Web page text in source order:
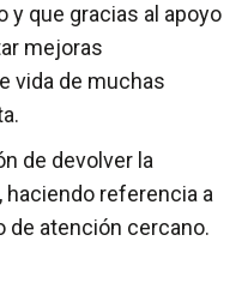
y que gracias al apoyo
mejoras
vida de muchas
de devolver la
haciendo referencia a
de atención cercano.